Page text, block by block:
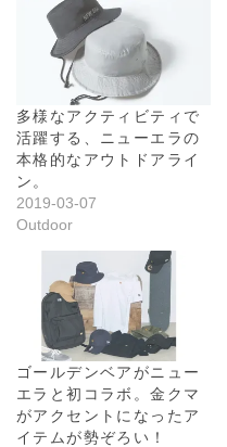
多様なアクティビティで
活躍する、ニューエラの
本格的なアウトドアライ
ン。
2019-03-07
Outdoor
ゴールデンベアがニュー
エラと初コラボ。金クマ
がアクセントになったア
イテムが勢ぞろい！